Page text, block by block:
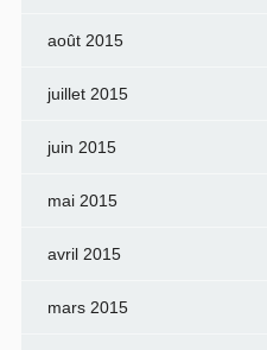
août 2015
juillet 2015
juin 2015
mai 2015
avril 2015
mars 2015